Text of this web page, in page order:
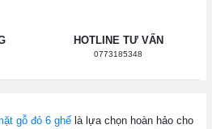
HOTLINE TƯ VẤN
0773185348
gỗ đỏ 6 ghế là lựa chọn hoàn hảo cho